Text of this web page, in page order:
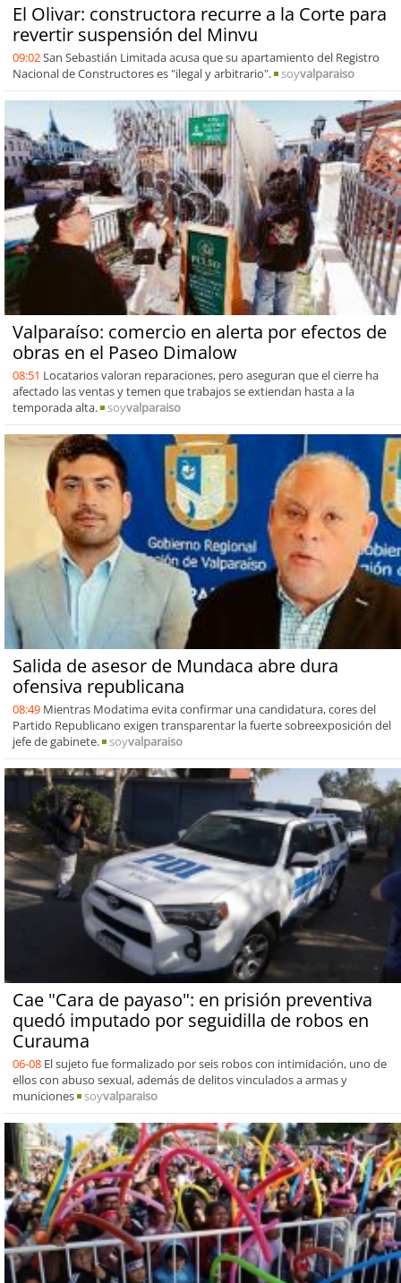
El Olivar: constructora recurre a la Corte para
revertir suspensión del Minvu
09:02San Sebastián Limitada acusa que su apartamiento del Registro
Nacional de Constructores es "ilegal y arbitrario".
soyvalparaiso
Valparaíso: comercio en alerta por efectos de
obras en el Paseo Dimalow
08:51 Locatarios valoran reparaciones, pero aseguran que el cierre ha
afectado las ventas y temen que trabajos se extiendan hasta a la
temporada alta.
soyvalparaiso
Salida de asesor de Mundaca abre dura
ofensiva republicana
08:49 Mientras Modatima evita confirmar una candidatura, cores del
Partido Republicano exigen transparentar la fuerte sobreexposición del
jefe de gabinete.
soyvalparaiso
Cae "Cara de payaso": en prisión preventiva
quedó imputado por seguidilla de robos en
Curauma
06-08 El sujeto fue formalizado por seis robos con intimidación, uno de
ellos con abuso sexual, además de delitos vinculados a armas y
municiones
soyvalparaiso